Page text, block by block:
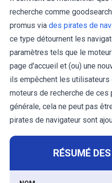
recherche comme
promus via des pirates de
ce type détournent les
paramètres tels que le
page d'accueil et (ou) une
ils empêchent les
moteurs de recherche de ces
générale, cela ne peut pas
pirates de navigateur sont
RÉSUMÉ